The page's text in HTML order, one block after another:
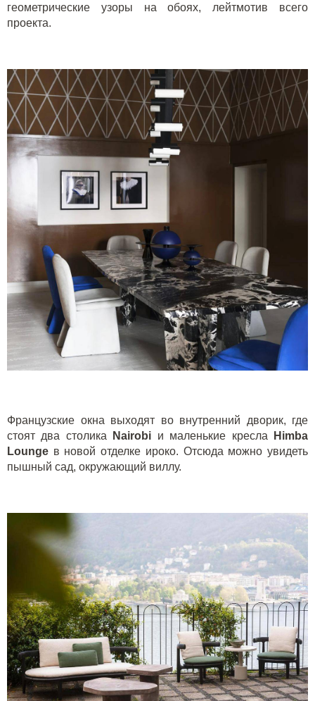
геометрические узоры на обоях, лейтмотив всего
проекта.
Французские окна выходят во внутренний дворик, где
стоят два столика
Nairobi и маленькие кресла
Himba
Lounge в новой отделке ироко. Отсюда можно увидеть
пышный сад, окружающий виллу.